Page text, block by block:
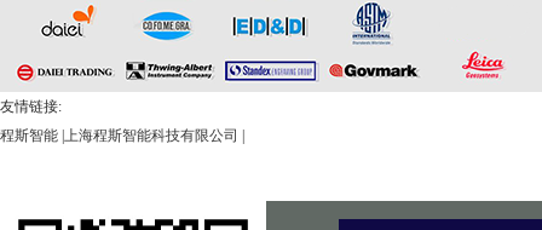
友情链接:
程斯智能 上海程斯智能科技有限公司